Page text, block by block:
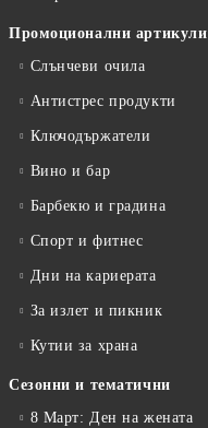
Промоционални артикули
Слънчеви очила
Антистрес продукти
Ключодържатели
Вино и бар
Барбекю и градина
Спорт и фитнес
Дни на кариерата
За излет и пикник
Кутии за храна
Сезонни и тематични
8 Март: Ден на жената